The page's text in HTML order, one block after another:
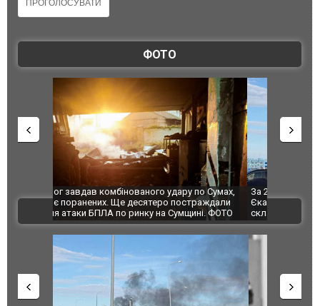
ФОТО
За 2000 кілометрів від кордону з Україною: в
Єкатеринбурзі після атаки дронів загорівся
склад Wildberries. ФОТО. ВІДЕО
"Мої
ВІДЕО